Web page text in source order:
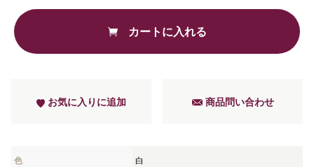
カートに入れる
お気に入りに追加 商品問い合わせ
色 白